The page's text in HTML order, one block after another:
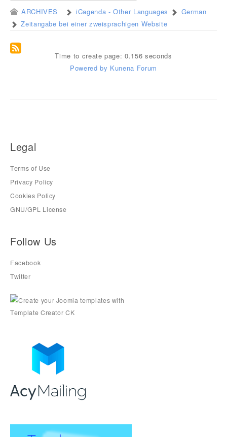
ARCHIVES iCagenda - Other Languages
German
Zeitangabe bei einer zweisprachigen Website
Time to create page: 0.156 seconds
Powered by Kunena Forum
Legal
Terms of Use
Privacy Policy
Cookies Policy
GNU/GPL License
Follow Us
Facebook
Twitter